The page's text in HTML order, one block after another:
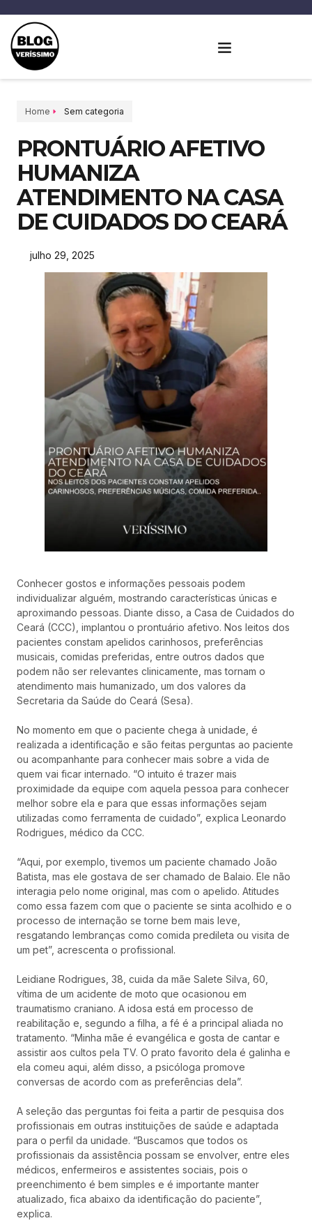
Home Sem categoria
PRONTUÁRIO AFETIVO
HUMANIZA
ATENDIMENTO NA CASA
DE CUIDADOS DO CEARÁ
julho 29, 2025
Conhecer gostos e informações pessoais podem
individualizar alguém, mostrando características únicas e
aproximando pessoas. Diante disso, a Casa de Cuidados do
Ceará (CCC), implantou o prontuário afetivo. Nos leitos dos
pacientes constam apelidos carinhosos, preferências
musicais, comidas preferidas, entre outros dados que
podem não ser relevantes clinicamente, mas tornam o
atendimento mais humanizado, um dos valores da
Secretaria da Saúde do Ceará (Sesa).
No momento em que o paciente chega à unidade, é
realizada a identificação e são feitas perguntas ao paciente
ou acompanhante para conhecer mais sobre a vida de
quem vai ficar internado. “O intuito é trazer mais
proximidade da equipe com aquela pessoa para conhecer
melhor sobre ela e para que essas informações sejam
utilizadas como ferramenta de cuidado”, explica Leonardo
Rodrigues, médico da CCC.
“Aqui, por exemplo, tivemos um paciente chamado João
Batista, mas ele gostava de ser chamado de Balaio. Ele não
interagia pelo nome original, mas com o apelido. Atitudes
como essa fazem com que o paciente se sinta acolhido e o
processo de internação se torne bem mais leve,
resgatando lembranças como comida predileta ou visita de
um pet”, acrescenta o profissional.
Leidiane Rodrigues, 38, cuida da mãe Salete Silva, 60,
vítima de um acidente de moto que ocasionou em
traumatismo craniano. A idosa está em processo de
reabilitação e, segundo a filha, a fé é a principal aliada no
tratamento. “Minha mãe é evangélica e gosta de cantar e
assistir aos cultos pela TV. O prato favorito dela é galinha e
ela comeu aqui, além disso, a psicóloga promove
conversas de acordo com as preferências dela”.
A seleção das perguntas foi feita a partir de pesquisa dos
profissionais em outras instituições de saúde e adaptada
para o perfil da unidade. “Buscamos que todos os
profissionais da assistência possam se envolver, entre eles
médicos, enfermeiros e assistentes sociais, pois o
preenchimento é bem simples e é importante manter
atualizado, fica abaixo da identificação do paciente”,
explica.